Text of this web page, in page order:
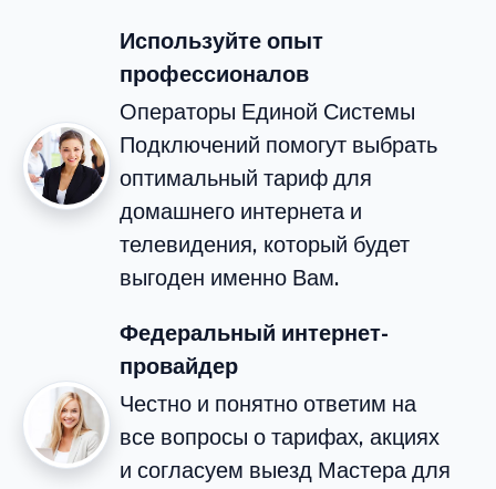
Используйте опыт
профессионалов
Операторы Единой Системы
Подключений помогут выбрать
оптимальный тариф для
домашнего интернета и
телевидения, который будет
выгоден именно Вам.
Федеральный интернет-
провайдер
Честно и понятно ответим на
все вопросы о тарифах, акциях
и согласуем выезд Мастера для